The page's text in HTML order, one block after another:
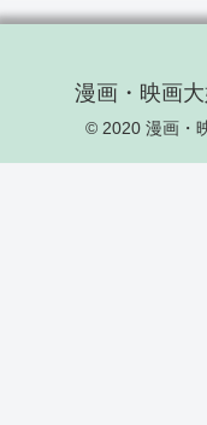
漫画・映画
© 2020 漫画・